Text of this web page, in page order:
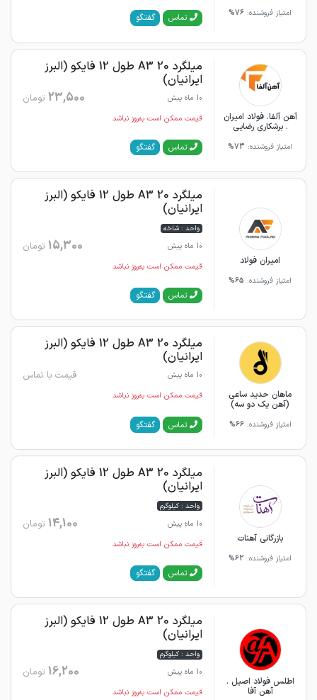
امتیاز فروشنده: 76% تماس گفتگو
آهن آلفا. فولاد امیران
. برشکاری رضایی
امتیاز فروشنده: 73%
میلگرد 20 A3 طول 12 فایکو (البرز
ایرانیان)
10 ماه پیش 23,500 تومان
قیمت ممکن است به‌روز نباشد
تماس گفتگو
امیران فولاد
امتیاز فروشنده: 65%
میلگرد 20 A3 طول 12 فایکو (البرز
ایرانیان)
واحد : شاخه
10 ماه پیش
15,300 تومان
قیمت ممکن است به‌روز نباشد
تماس گفتگو
ماهان حدید ساعی
(آهن یک دو سه)
امتیاز فروشنده:66%
میلگرد 20 A3 طول 12 فایکو (البرز
ایرانیان)
10 ماه پیش قیمت با تماس
قیمت ممکن است به‌روز نباشد
تماس گفتگو
بازرگانی آهنات
امتیاز فروشنده: 62%
میلگرد 20 A3 طول 12 فایکو (البرز
ایرانیان)
واحد : کیلوگرم
10 ماه پیش
14,100 تومان
قیمت ممکن است به‌روز نباشد
تماس گفتگو
اطلس فولاد اصیل .
آهن آفا
میلگرد 20 A3 طول 12 فایکو (البرز
ایرانیان)
واحد : کیلوگرم
10 ماه پیش
16,200 تومان
قیمت ممکن است به‌روز نباشد